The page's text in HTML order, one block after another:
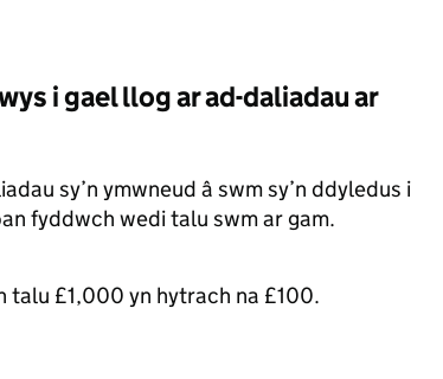
i gael llog ar ad-daliadau ar
sy’n ymwneud â swm sy’n ddyledus i
fyddwch wedi talu swm ar gam.
talu £1,000 yn hytrach na £100.